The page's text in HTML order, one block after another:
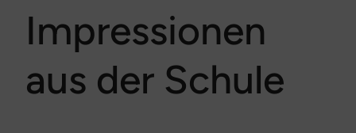
Impressionen
aus der Schule